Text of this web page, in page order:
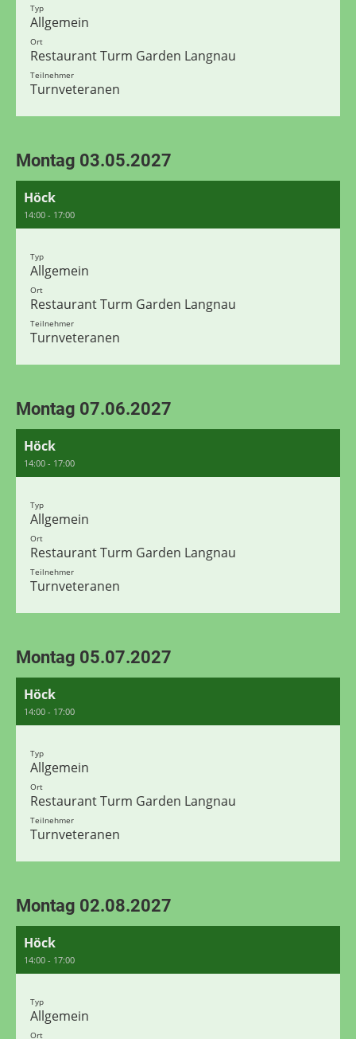
Typ
Allgemein
Ort
Restaurant Turm Garden Langnau
Teilnehmer
Turnveteranen
Montag 03.05.2027
Höck
14:00 - 17:00
Typ
Allgemein
Ort
Restaurant Turm Garden Langnau
Teilnehmer
Turnveteranen
Montag 07.06.2027
Höck
14:00 - 17:00
Typ
Allgemein
Ort
Restaurant Turm Garden Langnau
Teilnehmer
Turnveteranen
Montag 05.07.2027
Höck
14:00 - 17:00
Typ
Allgemein
Ort
Restaurant Turm Garden Langnau
Teilnehmer
Turnveteranen
Montag 02.08.2027
Höck
14:00 - 17:00
Typ
Allgemein
Ort